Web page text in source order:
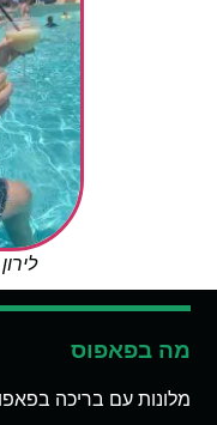
מה בפאפוס
מלונות עם בריכה